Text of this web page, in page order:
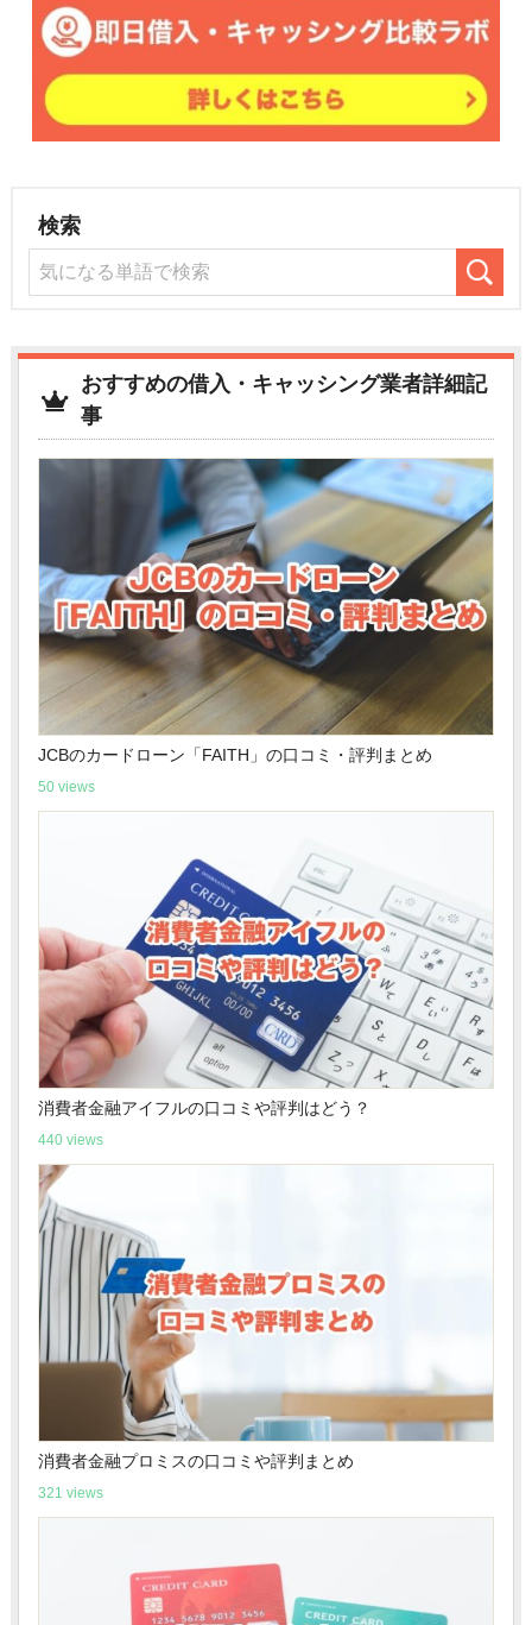
検索
おすすめの借入・キャッシング業者詳細記
事
JCBのカードローン「FAITH」の口コミ・評判まとめ
50 views
消費者金融アイフルの口コミや評判はどう？
440 views
消費者金融プロミスの口コミや評判まとめ
321 views